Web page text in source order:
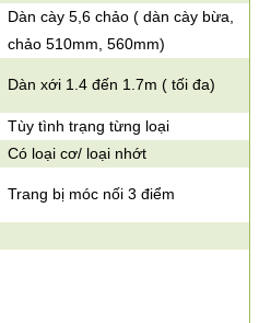
Dàn cày 5,6 chảo ( dàn cày bừa,
chảo 510mm, 560mm)
Dàn xới 1.4 đến 1.7m ( tối đa)
Tùy tình trạng từng loại
Có loại cơ/ loại nhớt
Trang bị móc nối 3 điểm